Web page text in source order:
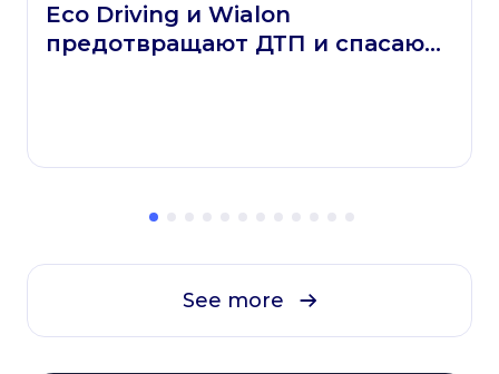
Eco Driving и Wialon
предотвращают ДТП и спасают
See more